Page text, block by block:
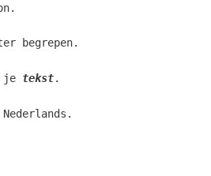
begrepen.
je tekst.